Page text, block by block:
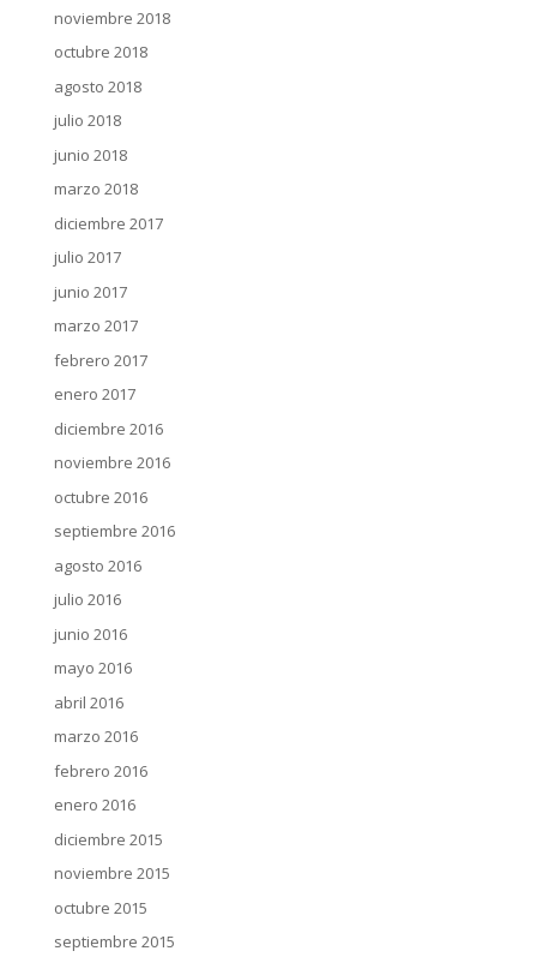
noviembre 2018
octubre 2018
agosto 2018
julio 2018
junio 2018
marzo 2018
diciembre 2017
julio 2017
junio 2017
marzo 2017
febrero 2017
enero 2017
diciembre 2016
noviembre 2016
octubre 2016
septiembre 2016
agosto 2016
julio 2016
junio 2016
mayo 2016
abril 2016
marzo 2016
febrero 2016
enero 2016
diciembre 2015
noviembre 2015
octubre 2015
septiembre 2015